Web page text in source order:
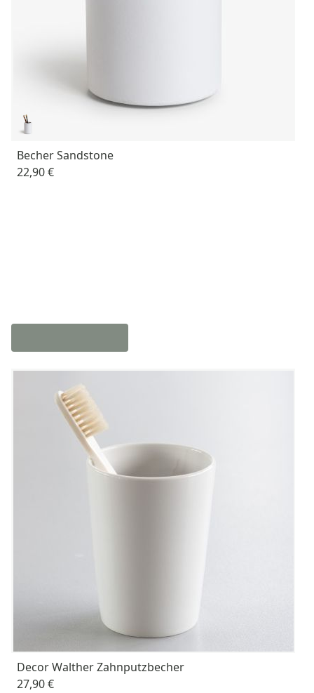
Becher Sandstone
22,90 €
Decor Walther Zahnputzbecher
27,90 €